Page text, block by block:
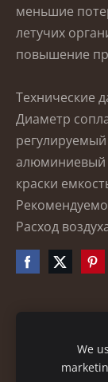
меньшие
летучих
повышение
Технические
Диаметр
регулируемый
алюминиевый
краски
Расход
We